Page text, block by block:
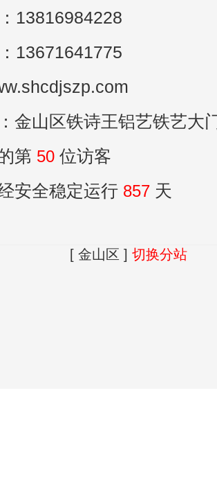
13816984228
13671641775
金山区铁诗王铝艺铁艺大
第 50 位访客
安全稳定运行 857 天
[ 金山区 ] 切换分站